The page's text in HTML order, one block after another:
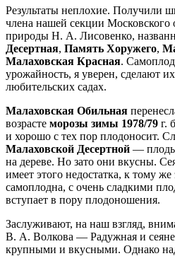
Результаты неплохие. Получили
члена нашей секции Московского
природы Н. А. Лисовенко,
Десертная, Память Хоружего,
Малаховская Красная.
урожайность, я уверен, сделают
любительских садах.
Малаховская Обильная
возрасте морозы зимы 1978/79 г.
и хорошо с тех пор плодоносит.
Малаховской Десертной — плоды
на дереве. Но зато они вкусны.
имеет этого недостатка, к тому
самоплодна, с очень сладкими
вступает в пору плодоношения.
Заслуживают, на наш взгляд,
В. А. Волкова — Радужная и
крупными и вкусными. Однако